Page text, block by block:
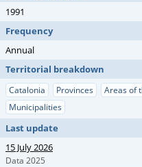
1991
Frequency
Annual
Territorial breakdown
Catalonia Provinces Areas of
Municipalities
Last update
15 July 2026
Data 2025